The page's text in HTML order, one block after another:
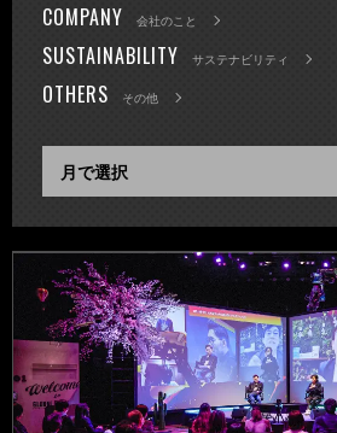
COMPANY 会社のこと
SUSTAINABILITY サステナビリティ
OTHERS その他